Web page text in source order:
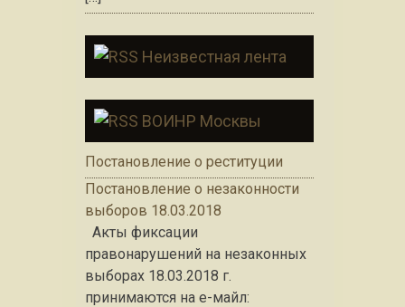
Неизвестная лента
ВОИНР Москвы
Постановление о реституции
Постановление о незаконности
выборов 18.03.2018
Акты фиксации
правонарушений на незаконных
выборах 18.03.2018 г.
принимаются на е-майл: